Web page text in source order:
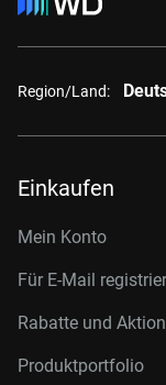
Region/Land:
Einkaufen
Mein Konto
Für E-Mail
Rabatte und
Produktportfolio